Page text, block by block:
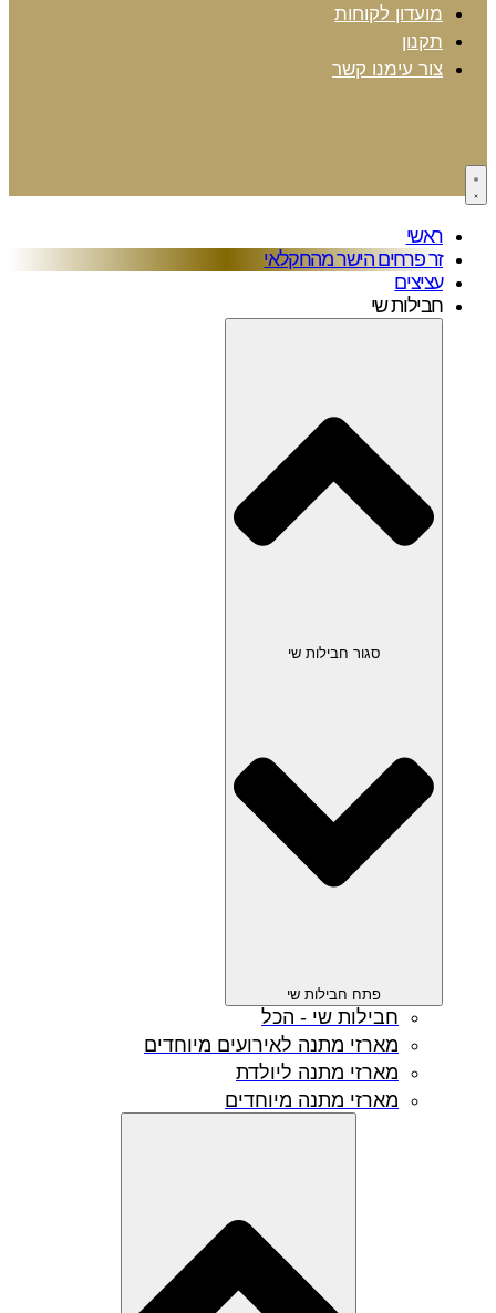
מועדון לקוחות
תקנון
צור עימנו קשר
ראשי
זר פרחים הישר מהחקלאי
עציצים
חבילות שי
סגור חבילות שי
פתח חבילות שי
חבילות שי - הכל
מארזי מתנה לאירועים מיוחדים
מארזי מתנה ליולדת
מארזי מתנה מיוחדים